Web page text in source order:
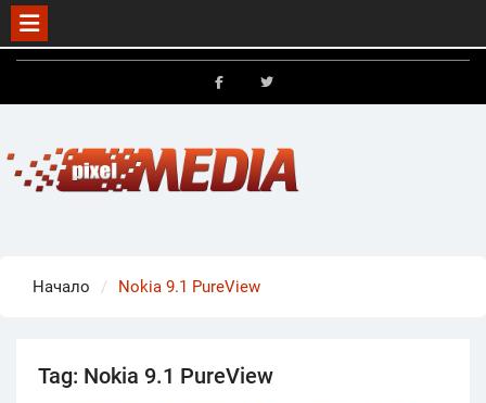
Skip
Начало Nokia 9.1 PureView
Tag: Nokia 9.1 PureView